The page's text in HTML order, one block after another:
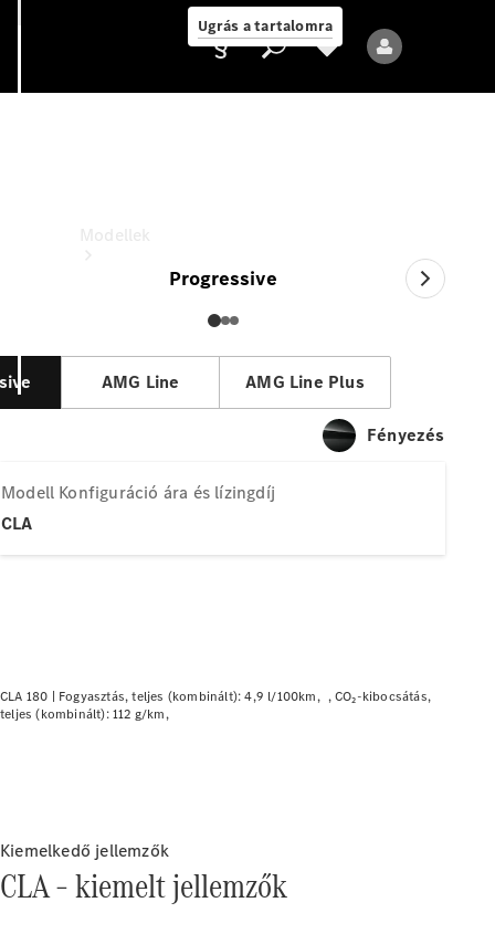
Ugrás a tartalomra
Összes modell
Elektromos modellek
Limuzin
C-
osztály
Új Elektromos
Progressive
AMG Line AMG Line Plus
Fényezés
Modell
CLA
Konfiguráció ára és lízingdíj
CLA 180 | Fogyasztás, teljes (kombinált): 4,9 l/100km
CO₂-kibocsátás,
teljes (kombinált): 112 g/km
Kiemelkedő jellemzők
CLA – kiemelt jellemzők